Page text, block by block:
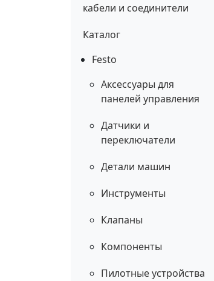
кабели и соединители
Каталог
Festo
Аксессуары для
панелей управления
Датчики и
переключатели
Детали машин
Инструменты
Клапаны
Компоненты
Пилотные устройства